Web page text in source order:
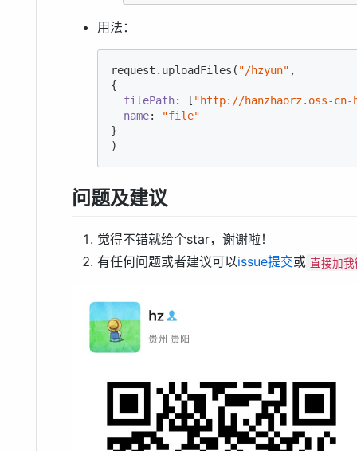
用法：
request.uploadFiles( "/hzyun" ,
{
filePath: [ "http://hanzhaorz.oss-cn-
name:
"file"
}
)
问题及建议
觉得不错就给个star，谢谢啦！
有任何问题或者建议可以issue提交或 直接加